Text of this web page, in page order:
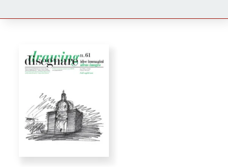
Autori
Proposte di pubblicazione
Gangemi Editore
Newsletter